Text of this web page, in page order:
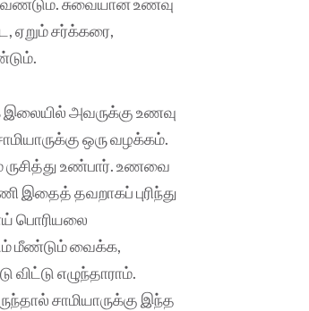
சுவையான உணவு
ஏறும் சர்க்கரை,
இலையில் அவருக்கு உணவு
ஒரு வழக்கம்.
ருசித்து உண்பார். உணவை
இதைத் தவறாகப் புரிந்து
பொரியலை
மீண்டும் வைக்க,
விட்டு எழுந்தாராம்.
சாமியாருக்கு இந்த